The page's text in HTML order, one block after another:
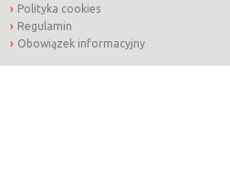
Polityka cookies
Regulamin
Obowiązek informacyjny